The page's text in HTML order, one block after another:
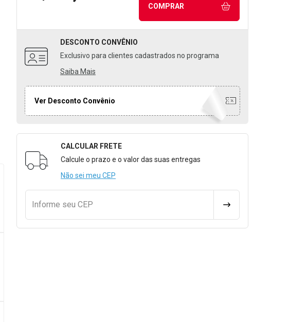
COMPRAR
DESCONTO CONVÊNIO
Exclusivo para clientes cadastrados no programa
Saiba Mais
Ver Desconto Convênio
Formulário para Calcular o Frete
CALCULAR FRETE
Calcule o prazo e o valor das suas entregas
Não sei meu CEP
Informe seu CEP CALCULAR FRETE